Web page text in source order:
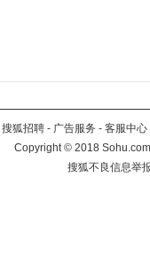
搜狐招聘 - 广告服务 - 客服中心
Copyright©2018
搜狐不良信息举